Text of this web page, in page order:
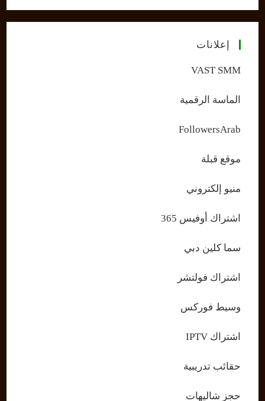
إعلانات
VAST SMM
الماسة الرقمية
FollowersArab
موقع قبلة
منيو إلكتروني
اشتراك أوفيس 365
سما كلين دبي
اشتراك فولتشر
وسيط فوركس
اشتراك IPTV
حقائب تدريبية
حجز شاليهات